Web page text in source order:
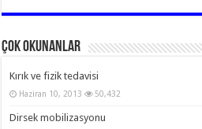
Çok Okunanlar
Kırık ve fizik tedavisi
Haziran 10, 2013 50,432
Dirsek mobilizasyonu